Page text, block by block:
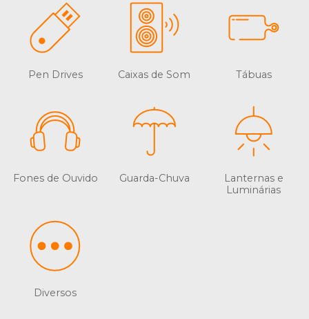
Pen Drives Caixas de Som Tábuas
Fones de Ouvido Guarda-Chuva
Lanternas e
Luminárias
Diversos